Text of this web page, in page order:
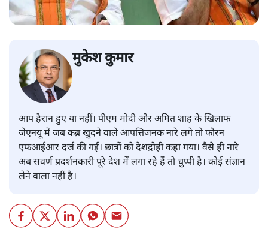
मुकेश कुमार
आप हैरान हुए या नहीं। पीएम मोदी और अमित शाह के खिलाफ
जेएनयू में जब कब्र खुदने वाले आपत्तिजनक नारे लगे तो फौरन
एफआईआर दर्ज की गई। छात्रों को देशद्रोही कहा गया। वैसे ही नारे
अब सवर्ण प्रदर्शनकारी पूरे देश में लगा रहे हैं तो चुप्पी है। कोई संज्ञान
लेने वाला नहीं है।